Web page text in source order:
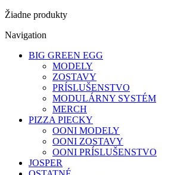
Žiadne produkty
Navigation
BIG GREEN EGG
MODELY
ZOSTAVY
PRÍSLUŠENSTVO
MODULÁRNY SYSTÉM
MERCH
PIZZA PIECKY
OONI MODELY
OONI ZOSTAVY
OONI PRÍSLUŠENSTVO
JOSPER